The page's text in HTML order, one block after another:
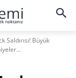
Saldırısı! Büyük